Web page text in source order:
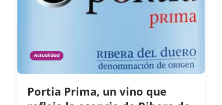
Actualidad
Portia Prima, un vino que